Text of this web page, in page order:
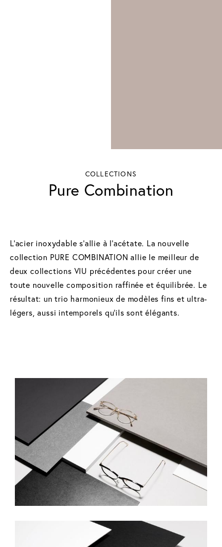
COLLECTIONS
Pure Combination
L’acier inoxydable s’allie à l’acétate. La nouvelle
collection PURE COMBINATION allie le meilleur de
deux collections VIU précédentes pour créer une
toute nouvelle composition raffinée et équilibrée. Le
résultat: un trio harmonieux de modèles fins et ultra-
légers, aussi intemporels qu’ils sont élégants.